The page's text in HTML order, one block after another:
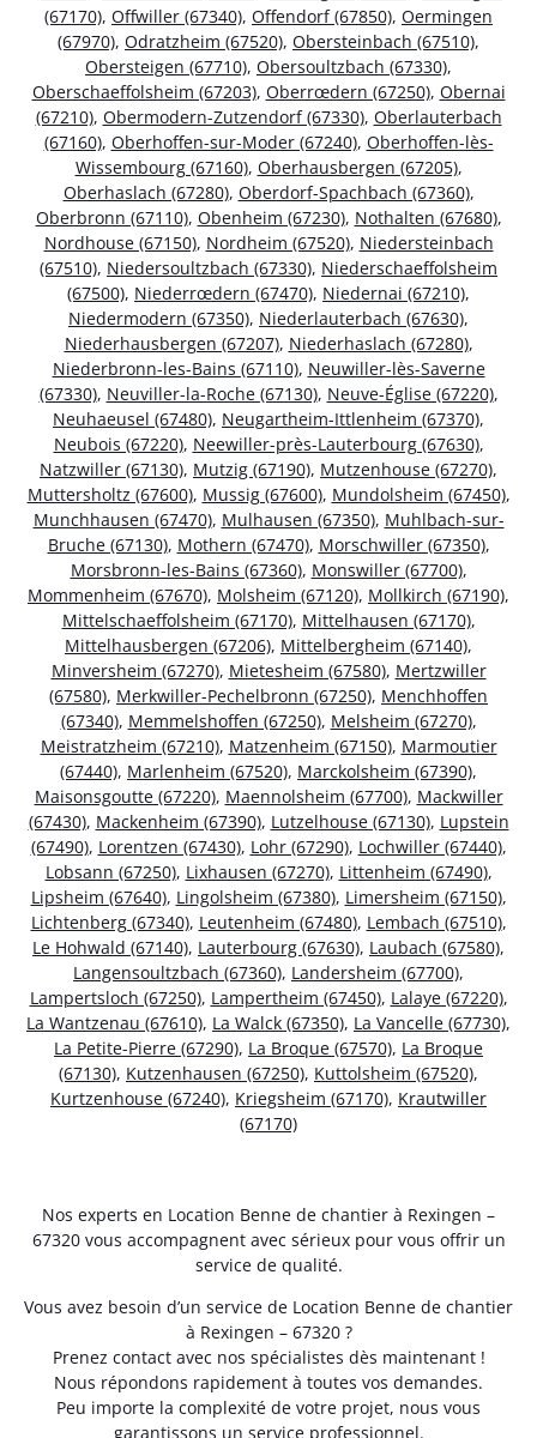
(67170), Offwiller (67340), Offendorf (67850), Oermingen
(67970), Odratzheim (67520), Obersteinbach (67510),
Obersteigen (67710), Obersoultzbach (67330),
Oberschaeffolsheim (67203), Oberrœdern (67250), Obernai
(67210), Obermodern-Zutzendorf (67330), Oberlauterbach
(67160), Oberhoffen-sur-Moder (67240), Oberhoffen-lès-
Wissembourg (67160), Oberhausbergen (67205),
Oberhaslach (67280), Oberdorf-Spachbach (67360),
Oberbronn (67110), Obenheim (67230), Nothalten (67680),
Nordhouse (67150), Nordheim (67520), Niedersteinbach
(67510), Niedersoultzbach (67330), Niederschaeffolsheim
(67500), Niederrœdern (67470), Niedernai (67210),
Niedermodern (67350), Niederlauterbach (67630),
Niederhausbergen (67207), Niederhaslach (67280),
Niederbronn-les-Bains (67110), Neuwiller-lès-Saverne
(67330), Neuviller-la-Roche (67130), Neuve-Église (67220),
Neuhaeusel (67480), Neugartheim-Ittlenheim (67370),
Neubois (67220), Neewiller-près-Lauterbourg (67630),
Natzwiller (67130), Mutzig (67190), Mutzenhouse (67270),
Muttersholtz (67600), Mussig (67600), Mundolsheim (67450),
Munchhausen (67470), Mulhausen (67350), Muhlbach-sur-
Bruche (67130), Mothern (67470), Morschwiller (67350),
Morsbronn-les-Bains (67360), Monswiller (67700),
Mommenheim (67670), Molsheim (67120), Mollkirch (67190),
Mittelschaeffolsheim (67170), Mittelhausen (67170),
Mittelhausbergen (67206), Mittelbergheim (67140),
Minversheim (67270), Mietesheim (67580), Mertzwiller
(67580), Merkwiller-Pechelbronn (67250), Menchhoffen
(67340), Memmelshoffen (67250), Melsheim (67270),
Meistratzheim (67210), Matzenheim (67150), Marmoutier
(67440), Marlenheim (67520), Marckolsheim (67390),
Maisonsgoutte (67220), Maennolsheim (67700), Mackwiller
(67430), Mackenheim (67390), Lutzelhouse (67130), Lupstein
(67490), Lorentzen (67430), Lohr (67290), Lochwiller (67440),
Lobsann (67250), Lixhausen (67270), Littenheim (67490),
Lipsheim (67640), Lingolsheim (67380), Limersheim (67150),
Lichtenberg (67340), Leutenheim (67480), Lembach (67510),
Le Hohwald (67140), Lauterbourg (67630), Laubach (67580),
Langensoultzbach (67360), Landersheim (67700),
Lampertsloch (67250), Lampertheim (67450), Lalaye (67220),
La Wantzenau (67610), La Walck (67350), La Vancelle (67730),
La Petite-Pierre (67290), La Broque (67570), La Broque
(67130), Kutzenhausen (67250), Kuttolsheim (67520),
Kurtzenhouse (67240), Kriegsheim (67170), Krautwiller
(67170)
Nos experts en Location Benne de chantier à Rexingen –
67320 vous accompagnent avec sérieux pour vous offrir un
service de qualité.
Vous avez besoin d’un service de Location Benne de chantier
à Rexingen – 67320 ?
Prenez contact avec nos spécialistes dès maintenant !
Nous répondons rapidement à toutes vos demandes.
Peu importe la complexité de votre projet, nous vous
garantissons un service professionnel.